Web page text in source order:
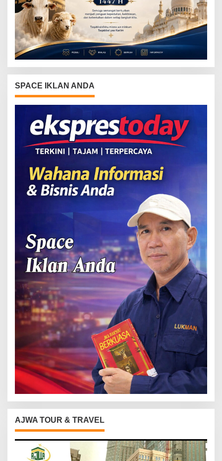
SPACE IKLAN ANDA
AJWA TOUR & TRAVEL